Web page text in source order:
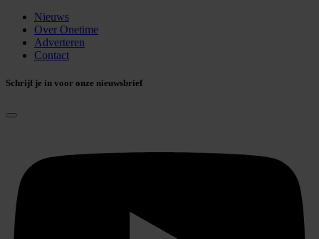
Nieuws
Over Onetime
Adverteren
Contact
Schrijf je in voor onze nieuwsbrief